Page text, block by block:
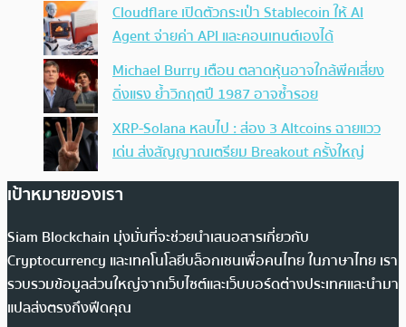
Cloudflare เปิดตัวกระเป๋า Stablecoin ให้ AI
Agent จ่ายค่า API และคอนเทนต์เองได้
Michael Burry เตือน ตลาดหุ้นอาจใกล้พีคเสี่ยง
ดิ่งแรง ย้ำวิกฤตปี 1987 อาจซ้ำรอย
XRP-Solana หลบไป : ส่อง 3 Altcoins ฉายแวว
เด่น ส่งสัญญาณเตรียม Breakout ครั้งใหญ่
เป้าหมายของเรา
Siam Blockchain มุ่งมั่นที่จะช่วยนำเสนอสารเกี่ยวกับ
Cryptocurrency และเทคโนโลยีบล็อกเชนเพื่อคนไทย ในภาษาไทย เรา
รวบรวมข้อมูลส่วนใหญ่จากเว็บไซต์และเว็บบอร์ดต่างประเทศและนำมา
แปลส่งตรงถึงฟีดคุณ